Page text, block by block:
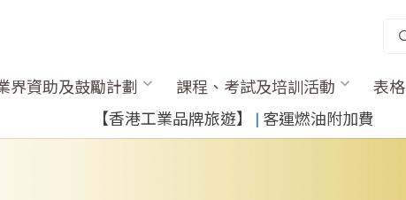
界資助及鼓勵計劃 課程、考試及培訓活動 表格
​【香港工業品牌旅遊】
​ | 客運燃油附加費